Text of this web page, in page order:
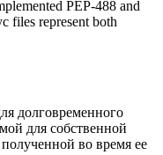
PEP-488 and
files represent both
долговременного
для собственной
во время ее